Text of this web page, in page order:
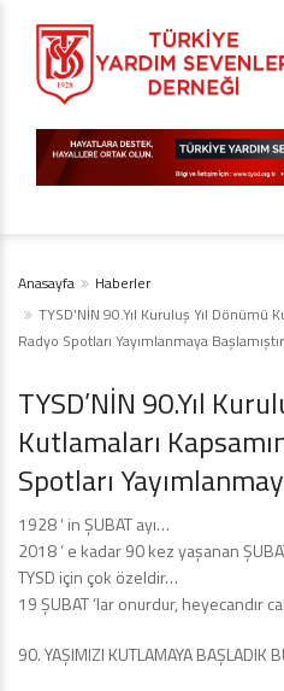
Anasayfa
Haberler
TYSD’NİN 90.Yıl Kuruluş Yıl Dönümü
Radyo Spotları Yayımlanmaya Başlamıştır
TYSD’NİN 90.Yıl
Kutlamaları
Spotları
1928 ‘ in ŞUBAT ayı…
2018 ‘ e kadar 90 kez yaşanan
TYSD için çok özeldir…
19 ŞUBAT ‘lar onurdur, heyecandır
90. YAŞIMIZI KUTLAMAYA BAŞLADIK